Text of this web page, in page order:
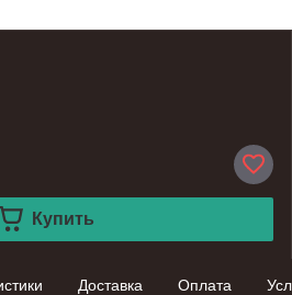
Купить
Доставка Оплата